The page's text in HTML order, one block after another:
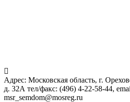
Адрес: Московская область, г.
д. 32А тел/факс: (496) 4-22-58-44,
msr_semdom@mosreg.ru